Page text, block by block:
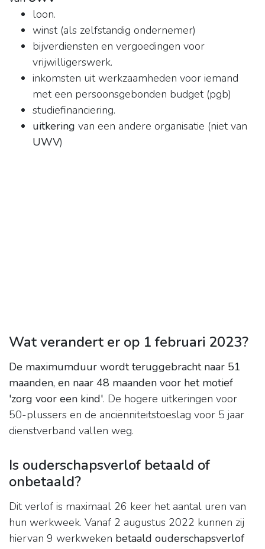
loon.
winst (als zelfstandig ondernemer)
bijverdiensten en vergoedingen voor
vrijwilligerswerk.
inkomsten uit werkzaamheden voor iemand
met een persoonsgebonden budget (pgb)
studiefinanciering.
uitkering van een andere organisatie (niet van
UWV)
Wat verandert er op 1 februari 2023?
De maximumduur wordt teruggebracht naar 51
maanden, en naar 48 maanden voor het motief
'zorg voor een kind'. De hogere uitkeringen voor
50-plussers en de anciënniteitstoeslag voor 5 jaar
dienstverband vallen weg.
Is ouderschapsverlof betaald of
onbetaald?
Dit verlof is maximaal 26 keer het aantal uren van
hun werkweek. Vanaf 2 augustus 2022 kunnen zij
hiervan 9 werkweken betaald ouderschapsverlof